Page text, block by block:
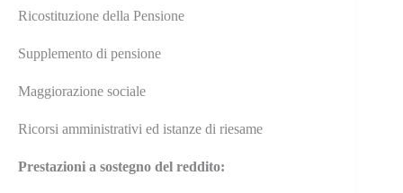
Ricostituzione della Pensione
Supplemento di pensione
Maggiorazione sociale
Ricorsi amministrativi ed istanze di riesame
Prestazioni a sostegno del reddito: